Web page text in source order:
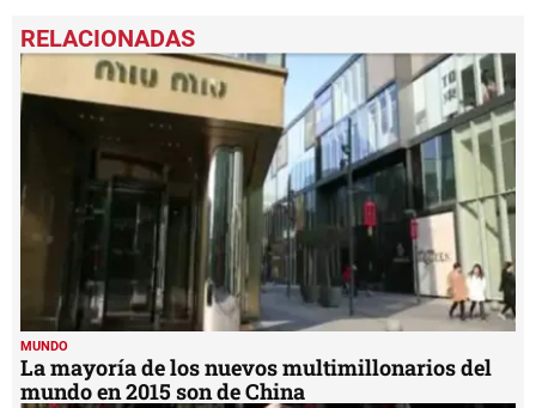
seconds
of
1
12
seconds
MUNDO
La mayoría de los nuevos multimillonarios del
mundo en 2015 son de China